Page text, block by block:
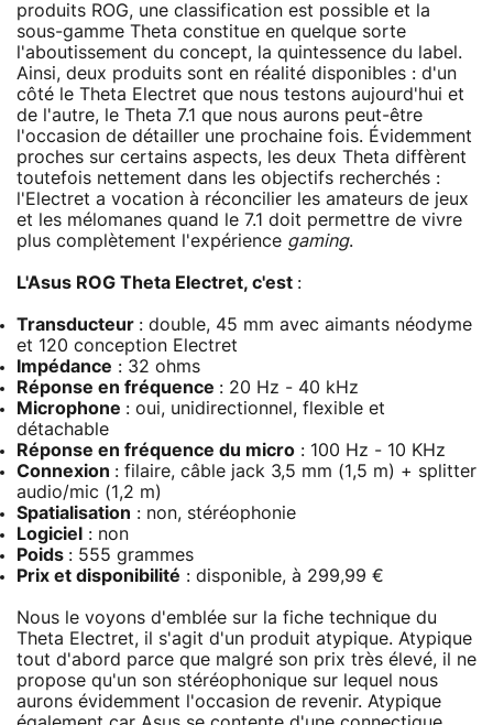
produits ROG, une classification est possible et la
sous-gamme Theta constitue en quelque sorte
l'aboutissement du concept, la quintessence du label.
Ainsi, deux produits sont en réalité disponibles : d'un
côté le Theta Electret que nous testons aujourd'hui et
de l'autre, le Theta 7.1 que nous aurons peut-être
l'occasion de détailler une prochaine fois. Évidemment
proches sur certains aspects, les deux Theta diffèrent
toutefois nettement dans les objectifs recherchés :
l'Electret a vocation à réconcilier les amateurs de jeux
et les mélomanes quand le 7.1 doit permettre de vivre
plus complètement l'expérience gaming.
L'Asus ROG Theta Electret, c'est :
Transducteur : double, 45 mm avec aimants néodyme
et 120 conception Electret
Impédance : 32 ohms
Réponse en fréquence : 20 Hz - 40 kHz
Microphone : oui, unidirectionnel, flexible et
détachable
Réponse en fréquence du micro : 100 Hz - 10 KHz
Connexion : filaire, câble jack 3,5 mm (1,5 m) + splitter
audio/mic (1,2 m)
Spatialisation : non, stéréophonie
Logiciel
: non
Poids : 555 grammes
Prix et disponibilité : disponible, à 299,99 €
Nous le voyons d'emblée sur la fiche technique du
Theta Electret, il s'agit d'un produit atypique. Atypique
tout d'abord parce que malgré son prix très élevé, il ne
propose qu'un son stéréophonique sur lequel nous
aurons évidemment l'occasion de revenir. Atypique